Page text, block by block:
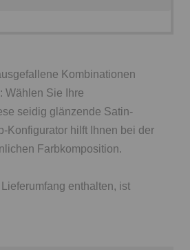
Kombinationen
Wählen Sie Ihre
seidig glänzende Satin-
Konfigurator hilft Ihnen bei der
Farbkomposition.
enthalten, ist